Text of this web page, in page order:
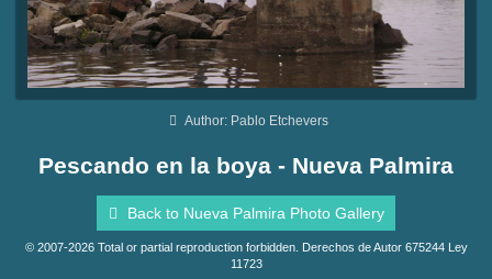
Author: Pablo Etchevers
Pescando en la boya - Nueva Palmira
Back to Nueva Palmira Photo Gallery
© 2007-2026 Total or partial reproduction forbidden. Derechos de Autor 675244 Ley
11723